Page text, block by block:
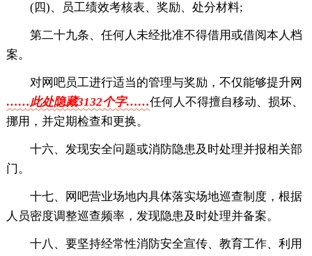
(四)、员工绩效考核表、奖励、处分材料;
第二十九条、任何人未经批准不得借用或借阅本人档
案。
对网吧员工进行适当的管理与奖励，不仅能够提升网
……此处隐藏3132个字……任何人不得擅自移动、损坏、
挪用，并定期检查和更换。
十六、发现安全问题或消防隐患及时处理并报相关部
门。
十七、网吧营业场地内具体落实场地巡查制度，根据
人员密度调整巡查频率，发现隐患及时处理并备案。
十八、要坚持经常性消防安全宣传、教育工作、利用